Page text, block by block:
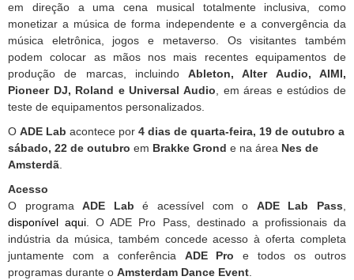
em direção a uma cena musical totalmente inclusiva, como
monetizar a música de forma independente e a convergência da
música eletrônica, jogos e metaverso. Os visitantes também
podem colocar as mãos nos mais recentes equipamentos de
produção de marcas, incluindoAbleton, Alter Audio, AIMI,
Pioneer DJ, Roland e Universal Audio, em áreas e estúdios de
teste de equipamentos personalizados.
O ADE Lab acontece por 4 dias de quarta-feira, 19 de outubro a
sábado, 22 de outubro em Brakke Grond e na área Nes de
Amsterdã.
Acesso
O programaADE Lab é acessível com o ADE Lab Pass,
disponível aqui. O ADE Pro Pass, destinado a profissionais da
indústria da música, também concede acesso à oferta completa
juntamente com a conferência ADE Pro e todos os outros
programas durante o Amsterdam Dance Event.